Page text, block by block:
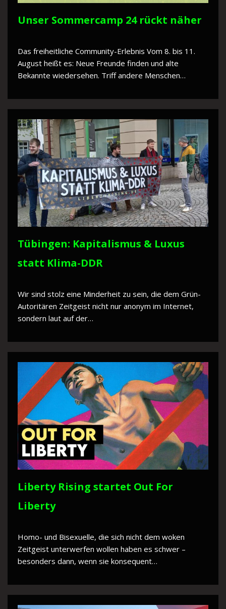
Unser Sommercamp 24 rückt näher
Das freiheitliche Community-Erlebnis Vom 8. bis 11.
August heißt es: Neue Freunde finden und alte
Bekannte wiedersehen. Triff andere Menschen…
Tübingen: Kapitalismus & Luxus
statt Klima-DDR
Wir sind stolz eine Minderheit zu sein, die dem Grün-
Autoritären Zeitgeist nicht nur anonym im Internet,
sondern laut auf der…
Liberty Rising startet Out For
Liberty
Homo- und Bisexuelle, die sich nicht dem woken
Zeitgeist unterwerfen wollen haben es schwer –
besonders dann, wenn sie konsequent…